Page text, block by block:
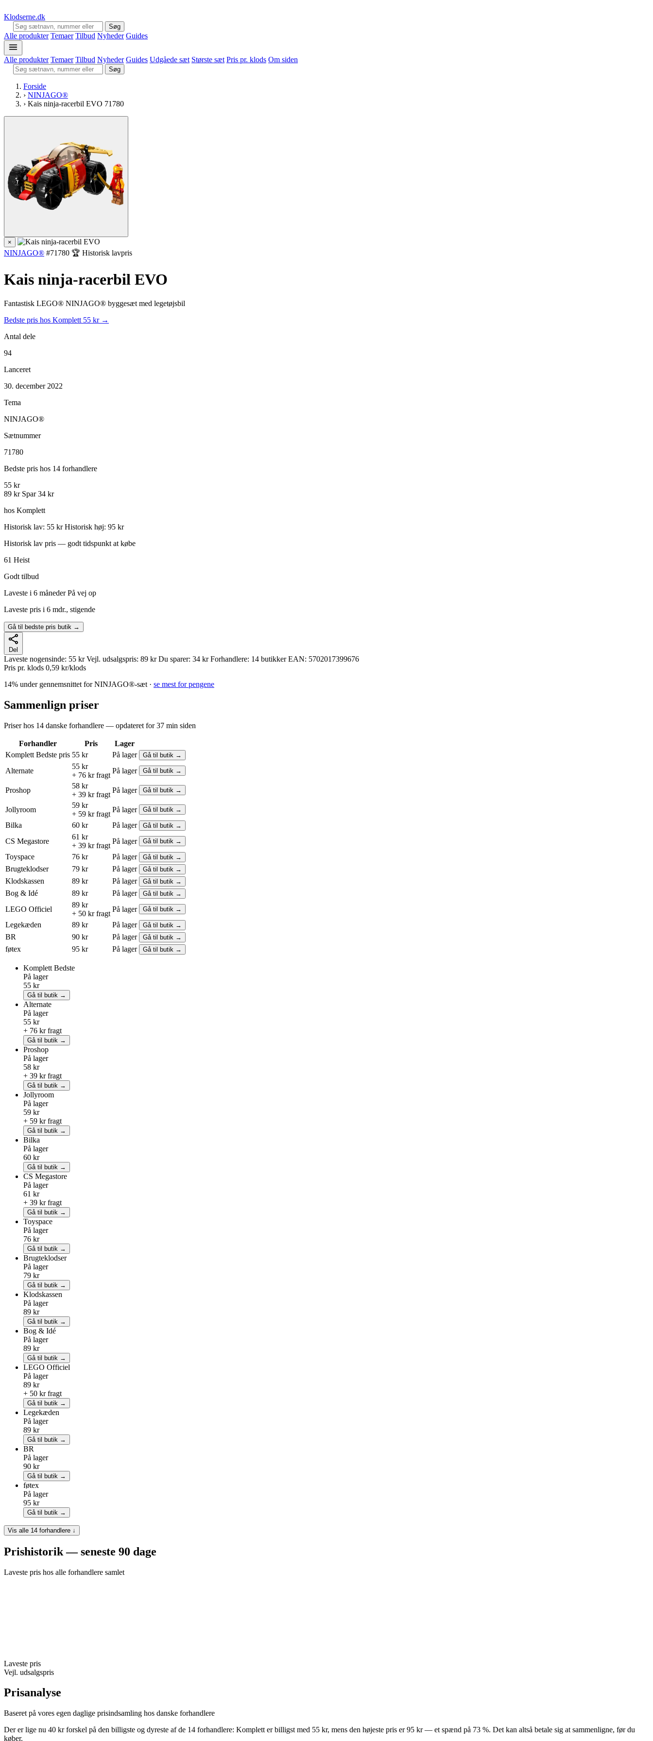
Klodserne.dk
Søg
Alle produkter Temaer Tilbud Nyheder Guides
Alle produkter Temaer Tilbud Nyheder Guides Udgåede sæt Største sæt Pris pr. klods Om siden
Søg
Forside
› NINJAGO®
› Kais ninja-racerbil EVO 71780
×
NINJAGO® #71780 🏆 Historisk lavpris
Kais ninja-racerbil EVO
Fantastisk LEGO® NINJAGO® byggesæt med legetøjsbil
Bedste pris hos Komplett 55 kr →
Antal dele
94
Lanceret
30. december 2022
Tema
NINJAGO®
Sætnummer
71780
Bedste pris hos 14 forhandlere
55 kr
89 kr Spar 34 kr
hos Komplett
Historisk lav: 55 kr Historisk høj: 95 kr
Historisk lav pris — godt tidspunkt at købe
61 Heist
Godt tilbud
Laveste i 6 måneder På vej op
Laveste pris i 6 mdr., stigende
Gå til bedste pris butik →
Del
Laveste nogensinde: 55 kr Vejl. udsalgspris: 89 kr Du sparer: 34 kr Forhandlere: 14 butikker EAN: 5702017399676
Pris pr. klods 0,59 kr/klods
14% under gennemsnittet for NINJAGO®-sæt · se mest for pengene
Sammenlign priser
Priser hos 14 danske forhandlere — opdateret for 37 min siden
Forhandler Pris
Lager
Komplett Bedste pris 55 kr På lager Gå til butik →
Alternate
55 kr
+ 76 kr fragt
På lager Gå til butik →
Proshop
58 kr
+ 39 kr fragt
På lager Gå til butik →
Jollyroom
59 kr
+ 59 kr fragt
På lager Gå til butik →
Bilka 60 kr På lager Gå til butik →
CS Megastore
61 kr
+ 39 kr fragt
På lager Gå til butik →
Toyspace 76 kr På lager Gå til butik →
Brugteklodser 79 kr På lager Gå til butik →
Klodskassen 89 kr På lager Gå til butik →
Bog & Idé 89 kr På lager Gå til butik →
LEGO Officiel
89 kr
+ 50 kr fragt
På lager Gå til butik →
Legekæden 89 kr På lager Gå til butik →
BR 90 kr På lager Gå til butik →
føtex 95 kr På lager Gå til butik →
Komplett Bedste
På lager
55 kr
Gå til butik →
Alternate
På lager
55 kr
+ 76 kr fragt
Gå til butik →
Proshop
På lager
58 kr
+ 39 kr fragt
Gå til butik →
Jollyroom
På lager
59 kr
+ 59 kr fragt
Gå til butik →
Bilka
På lager
60 kr
Gå til butik →
CS Megastore
På lager
61 kr
+ 39 kr fragt
Gå til butik →
Toyspace
På lager
76 kr
Gå til butik →
Brugteklodser
På lager
79 kr
Gå til butik →
Klodskassen
På lager
89 kr
Gå til butik →
Bog & Idé
På lager
89 kr
Gå til butik →
LEGO Officiel
På lager
89 kr
+ 50 kr fragt
Gå til butik →
Legekæden
På lager
89 kr
Gå til butik →
BR
På lager
90 kr
Gå til butik →
føtex
På lager
95 kr
Gå til butik →
Vis alle 14 forhandlere ↓
Prishistorik — seneste 90 dage
Laveste pris hos alle forhandlere samlet
Laveste pris
Vejl. udsalgspris
Prisanalyse
Baseret på vores egen daglige prisindsamling hos danske forhandlere
Der er lige nu 40 kr forskel på den billigste og dyreste af de 14 forhandlere: Komplett er billigst med 55 kr, mens den højeste pris er 95 kr — et spænd på 73 %. Det kan altså betale sig at sammenligne, før du
køber.